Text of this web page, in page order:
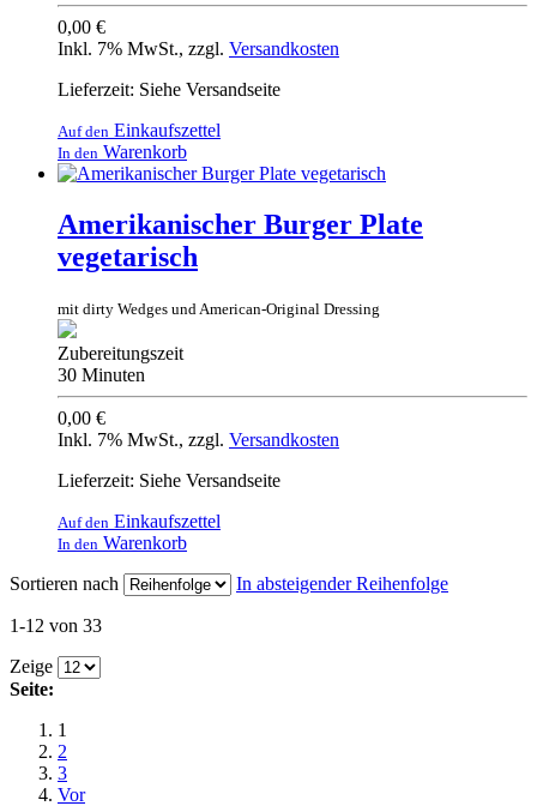
0,00 €
Inkl. 7% MwSt., zzgl. Versandkosten
Lieferzeit: Siehe Versandseite
Auf den Einkaufszettel
In den Warenkorb
Amerikanischer Burger Plate
vegetarisch
mit dirty Wedges und American-Original Dressing
Zubereitungszeit
30 Minuten
0,00 €
Inkl. 7% MwSt., zzgl. Versandkosten
Lieferzeit: Siehe Versandseite
Auf den Einkaufszettel
In den Warenkorb
Sortieren nach
In absteigender Reihenfolge
1-12 von 33
Zeige
Seite:
1
2
3
Vor